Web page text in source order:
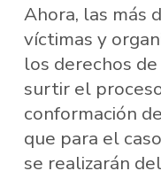
Ahora, las más
víctimas y
los derechos
surtir el
conformación
que para el
se realizarán